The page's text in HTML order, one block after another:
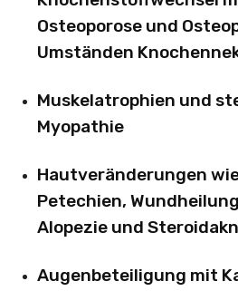
Osteoporose und
Umständen
Muskelatrophien und
Myopathie
Hautveränderungen
Petechien,
Alopezie und
Augenbeteiligung mit